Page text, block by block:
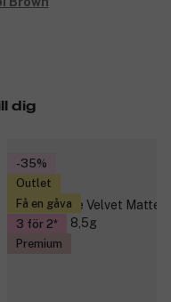
dig
-35%
Outlet
Få en gåva
3 för 2
Premium